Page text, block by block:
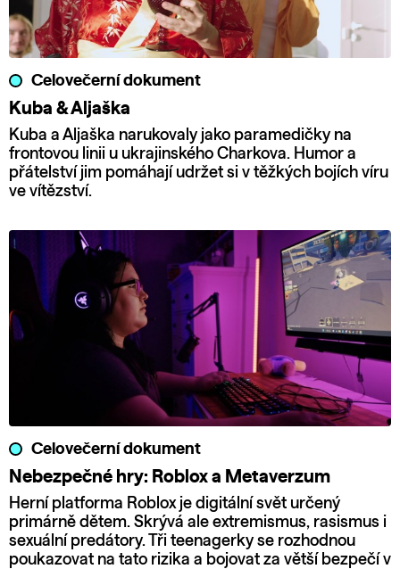
Celovečerní dokument
Kuba & Aljaška
Kuba a Aljaška narukovaly jako paramedičky na
frontovou linii u ukrajinského Charkova. Humor a
přátelství jim pomáhají udržet si v těžkých bojích víru
ve vítězství.
Celovečerní dokument
Nebezpečné hry: Roblox a Metaverzum
Herní platforma Roblox je digitální svět určený
primárně dětem. Skrývá ale extremismus, rasismus i
sexuální predátory. Tři teenagerky se rozhodnou
poukazovat na tato rizika a bojovat za větší bezpečí v